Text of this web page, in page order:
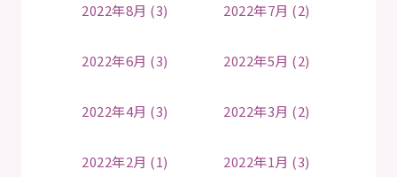
2022年8月 (3) 2022年7月 (2)
2022年6月 (3) 2022年5月 (2)
2022年4月 (3) 2022年3月 (2)
2022年2月 (1) 2022年1月 (3)